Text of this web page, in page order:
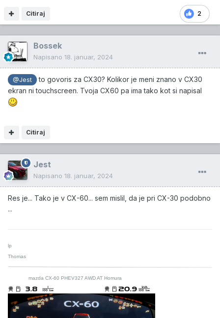
2
Citiraj
Bossek
Napisano 18. januar, 2024
@Jest
to govoris za CX30? Kolikor je meni znano v CX30
ekran ni touchscreen. Tvoja CX60 pa ima tako kot si napisal
Citiraj
Jest
Napisano 18. januar, 2024
Res je... Tako je v CX-60... sem mislil, da je pri CX-30 podobno
...
lp
Thomas
mazda CX-60 PHEV327 AWD AT Homura